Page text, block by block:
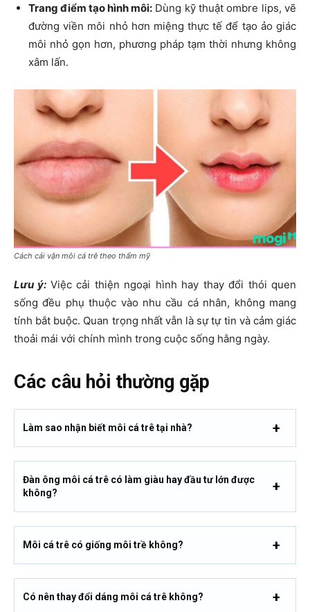
Trang điểm tạo hình môi: Dùng kỹ thuật ombre lips, vẽ
đường viền môi nhỏ hơn miệng thực tế để tạo ảo giác
môi nhỏ gọn hơn, phương pháp tạm thời nhưng không
xâm lấn.
Cách cải vận môi cá trê theo thẩm mỹ
Lưu ý: Việc cải thiện ngoại hình hay thay đổi thói quen
sống đều phụ thuộc vào nhu cầu cá nhân, không mang
tính bắt buộc. Quan trọng nhất vẫn là sự tự tin và cảm giác
thoải mái với chính mình trong cuộc sống hằng ngày.
Các câu hỏi thường gặp
Làm sao nhận biết môi cá trê tại nhà?
Đàn ông môi cá trê có làm giàu hay đầu tư lớn được
không?
Môi cá trê có giống môi trề không?
Có nên thay đổi dáng môi cá trê không?